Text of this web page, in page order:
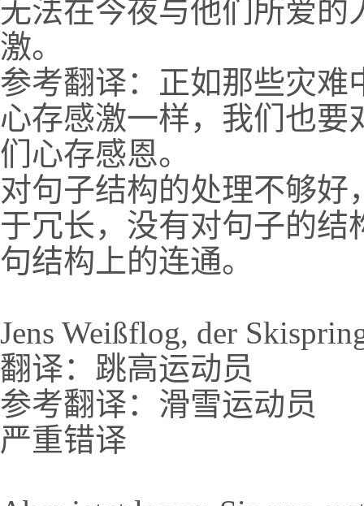
无法在今夜与他们所爱
激。
参考翻译：正如那些灾难
心存感激一样，我们也
们心存感恩。
对句子结构的处理不够
于冗长，没有对句子的
句结构上的连通。
Jens Weißflog, der
翻译：跳高运动员
参考翻译：滑雪运动员
严重错译